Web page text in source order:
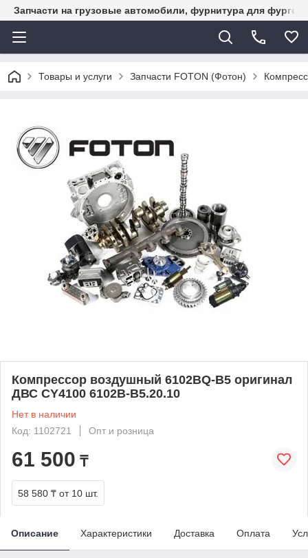
Запчасти на грузовые автомобили, фурнитура для
Товары и услуги Запчасти FOTON (Фотон)
Компрессор воздушный 6102BQ-B5 оригинал
ДВС CY4100 6102B-B5.20.10
Нет в наличии
Код: 1102721
Опт и розница
61 500 ₸
58 580 ₸ от 10 шт.
Описание Характеристики Доставка Оплата